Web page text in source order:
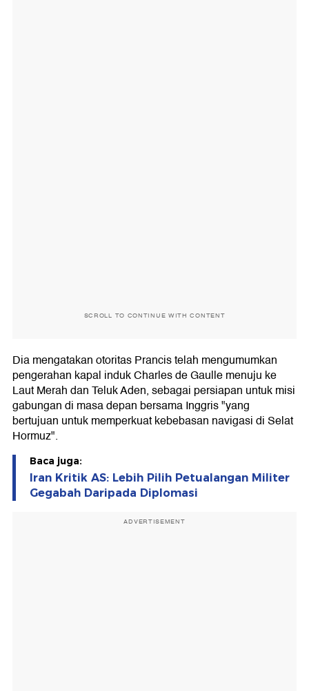
SCROLL TO CONTINUE WITH CONTENT
Dia mengatakan otoritas Prancis telah mengumumkan
pengerahan kapal induk Charles de Gaulle menuju ke
Laut Merah dan Teluk Aden, sebagai persiapan untuk misi
gabungan di masa depan bersama Inggris "yang
bertujuan untuk memperkuat kebebasan navigasi di Selat
Hormuz".
Baca juga:
Iran Kritik AS: Lebih Pilih Petualangan Militer
Gegabah Daripada Diplomasi
ADVERTISEMENT